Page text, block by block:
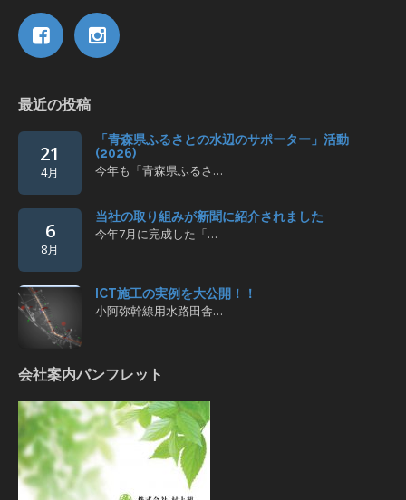
最近の投稿
21
4月
「青森県ふるさとの水辺のサポーター」活動
(2026)
今年も「青森県ふるさ…
6
8月
当社の取り組みが新聞に紹介されました
今年7月に完成した「…
ICT施工の実例を大公開！！
小阿弥幹線用水路田舎…
会社案内パンフレット